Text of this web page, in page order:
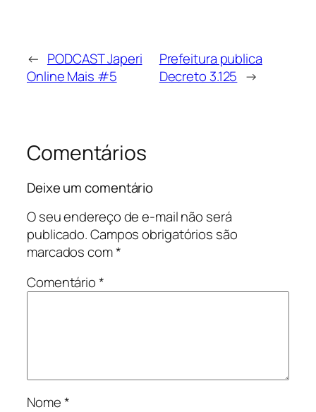
← PODCAST Japeri
Online Mais #5
Prefeitura publica
Decreto 3.125 →
Comentários
Deixe um comentário
O seu endereço de e-mail não será
publicado.Campos obrigatórios são
marcados com*
Comentário*
Nome*